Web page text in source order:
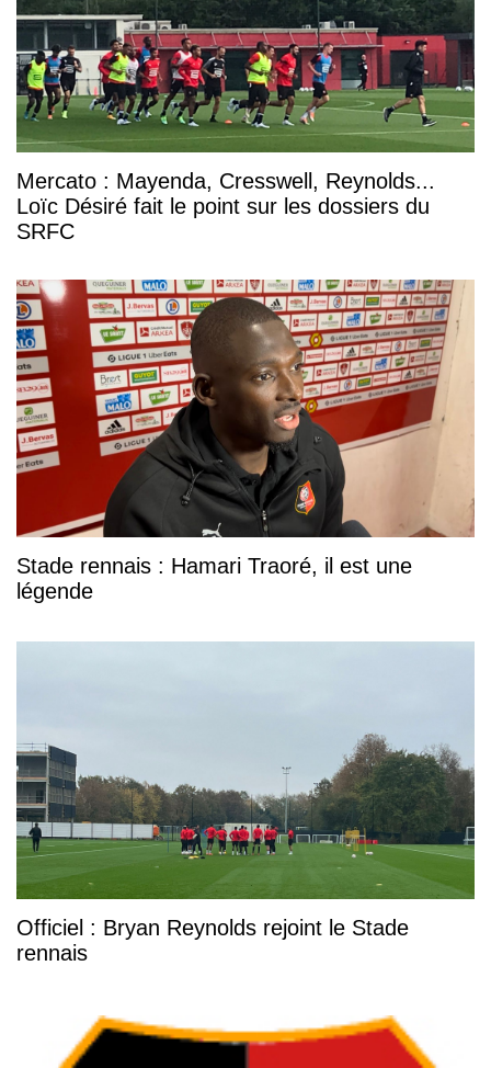
Mercato : Mayenda, Cresswell, Reynolds...
Loïc Désiré fait le point sur les dossiers du
SRFC
Stade rennais : Hamari Traoré, il est une
légende
Officiel : Bryan Reynolds rejoint le Stade
rennais